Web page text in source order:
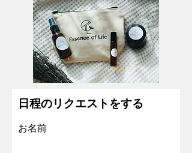
日程のリクエストをする
お名前